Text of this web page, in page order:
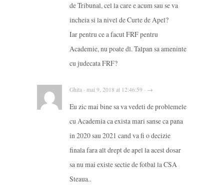
de Tribunal, cel la care e acum sau se va
incheia si la nivel de Curte de Apel?
Iar pentru ce a facut FRF pentru
Academie, nu poate dl. Talpan sa ameninte
cu judecata FRF?
Ghita · mai 9, 2018 at 12:46:59 · →
Eu zic mai bine sa va vedeti de problemele
cu Academia ca exista mari sanse ca pana
in 2020 sau 2021 cand va fi o decizie
finala fara alt drept de apel la acest dosar
sa nu mai existe sectie de fotbal la CSA
Steaua..